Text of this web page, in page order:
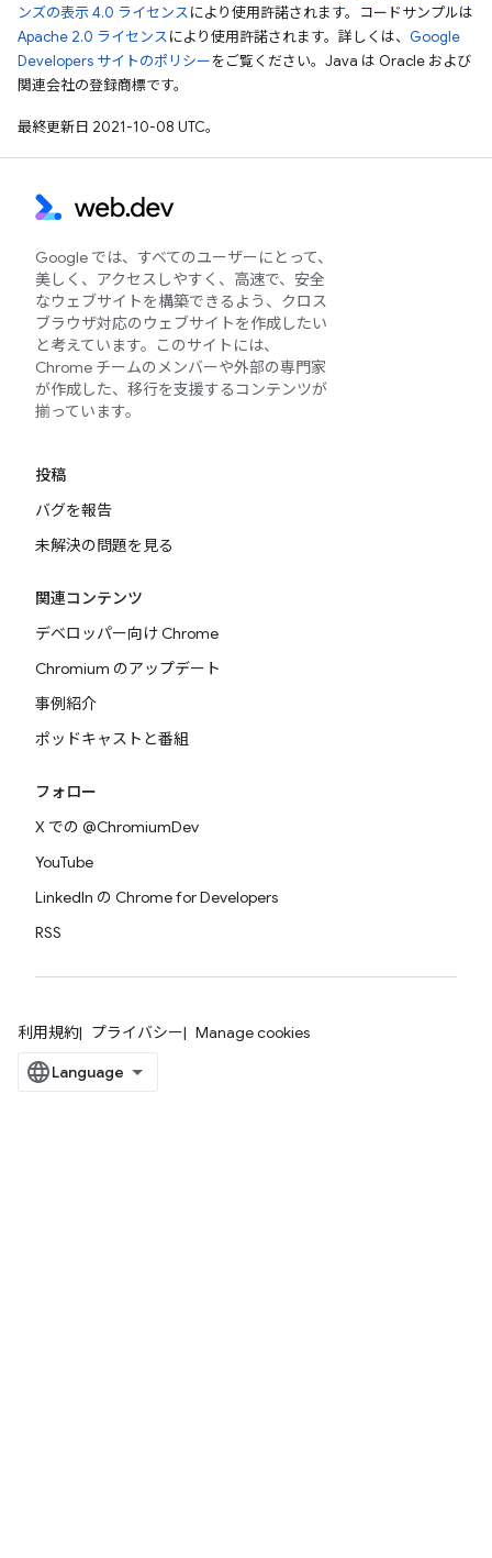
ンズの表示 4.0 ライセンスにより使用許諾されます。コードサンプルは
Apache 2.0 ライセンスにより使用許諾されます。詳しくは、 Google
Developers サイトのポリシーをご覧ください。Java は Oracle および
関連会社の登録商標です。
最終更新日 2021-10-08 UTC。
Google では、すべてのユーザーにとって、
美しく、アクセスしやすく、高速で、安全
なウェブサイトを構築できるよう、クロス
ブラウザ対応のウェブサイトを作成したい
と考えています。このサイトには、
Chrome チームのメンバーや外部の専門家
が作成した、移行を支援するコンテンツが
揃っています。
投稿
バグを報告
未解決の問題を見る
関連コンテンツ
デベロッパー向け Chrome
Chromium のアップデート
事例紹介
ポッドキャストと番組
フォロー
X での @ChromiumDev
YouTube
LinkedIn の Chrome for Developers
RSS
利用規約 プライバシー Manage cookies